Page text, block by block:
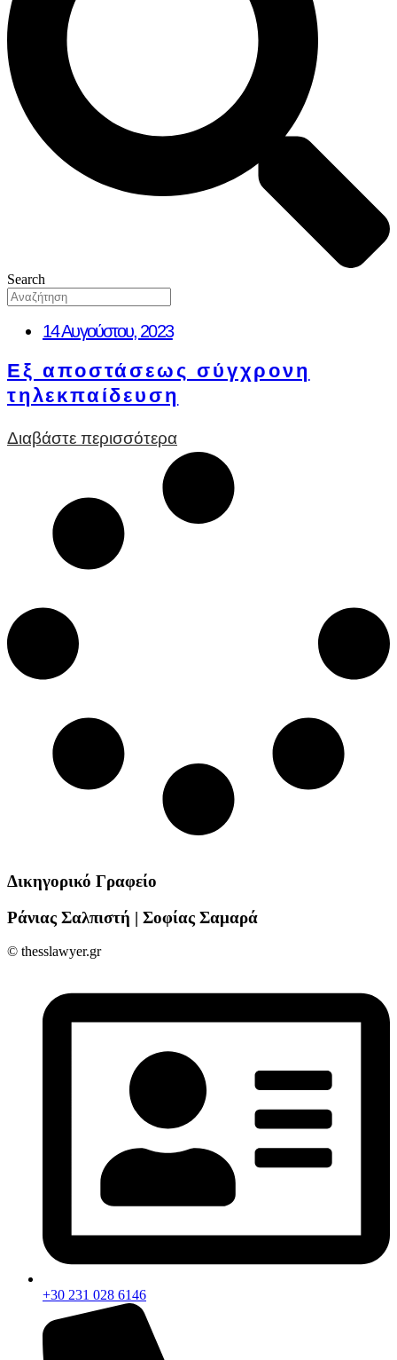
Search
14 Αυγούστου, 2023
Εξ αποστάσεως σύγχρονη
τηλεκπαίδευση
Διαβάστε περισσότερα
Δικηγορικό Γραφείο
Ράνιας Σαλπιστή | Σοφίας Σαμαρά
© thesslawyer.gr
+30 231 028 6146